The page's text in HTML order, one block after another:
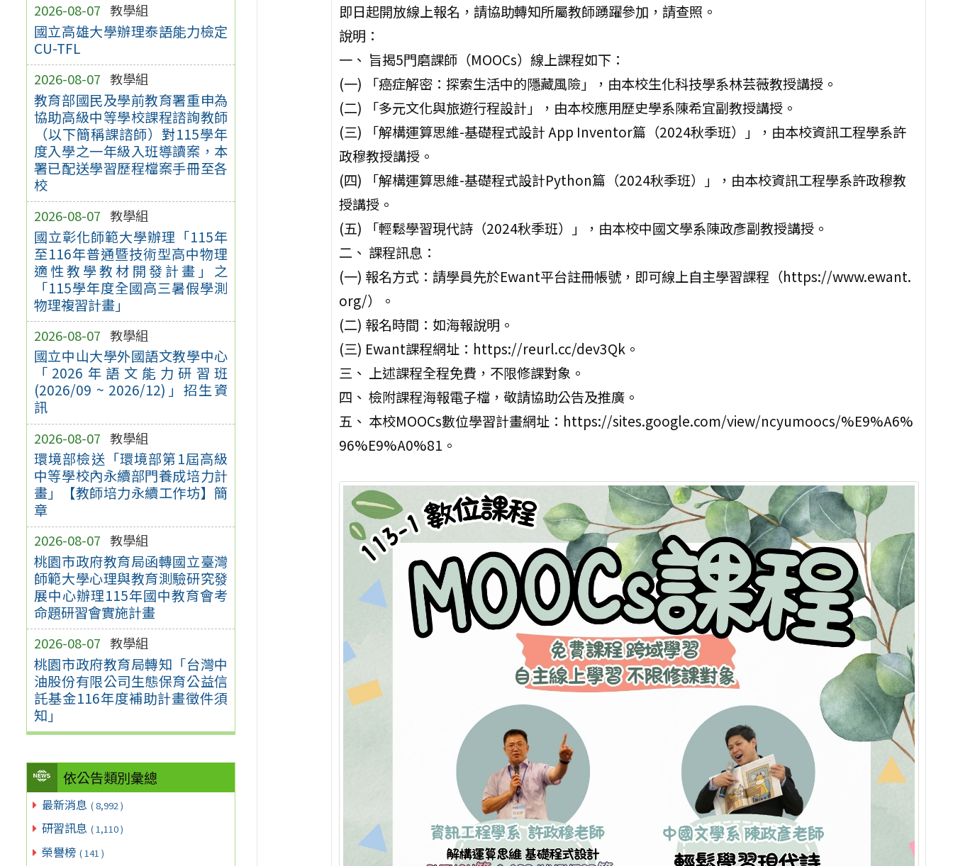
2026-08-07 教學組
國立高雄大學辦理泰語能力檢定
CU-TFL
2026-08-07 教學組
教育部國民及學前教育署重申為
協助高級中等學校課程諮詢教師
（以下簡稱課諮師）對115學年
度入學之一年級入班導讀案，本
署已配送學習歷程檔案手冊至各
校
2026-08-07 教學組
國立彰化師範大學辦理「115年
至116年普通暨技術型高中物理
適性教學教材開發計畫」之
「115學年度全國高三暑假學測
物理複習計畫」
2026-08-07 教學組
國立中山大學外國語文教學中心
「2026年語文能力研習班
(2026/09 ~ 2026/12)」招生資
訊
2026-08-07 教學組
環境部檢送「環境部第1屆高級
中等學校內永續部門養成培力計
畫」【教師培力永續工作坊】簡
章
2026-08-07 教學組
桃園市政府教育局函轉國立臺灣
師範大學心理與教育測驗研究發
展中心辦理115年國中教育會考
命題研習會實施計畫
2026-08-07 教學組
桃園市政府教育局轉知「台灣中
油股份有限公司生態保育公益信
託基金116年度補助計畫徵件須
知」
依公告類別彙總
最新消息 ( 8,992 )
研習訊息 ( 1,110 )
榮譽榜 ( 141 )
即日起開放線上報名，請協助轉知所屬教師踴躍參加，請查照。
說明：
一、 旨揭5門磨課師（MOOCs）線上課程如下：
(一) 「癌症解密：探索生活中的隱藏風險」，由本校生化科技學系林芸薇教授講授。
(二) 「多元文化與旅遊行程設計」，由本校應用歷史學系陳希宜副教授講授。
(三) 「解構運算思維-基礎程式設計 App Inventor篇（2024秋季班）」，由本校資訊工程學系許
政穆教授講授。
(四) 「解構運算思維-基礎程式設計Python篇（2024秋季班）」，由本校資訊工程學系許政穆教
授講授。
(五) 「輕鬆學習現代詩（2024秋季班）」，由本校中國文學系陳政彥副教授講授。
二、 課程訊息：
(一) 報名方式：請學員先於Ewant平台註冊帳號，即可線上自主學習課程（https://www.ewant.
org/）。
(二) 報名時間：如海報說明。
(三) Ewant課程網址：https://reurl.cc/dev3Qk。
三、 上述課程全程免費，不限修課對象。
四、 檢附課程海報電子檔，敬請協助公告及推廣。
五、 本校MOOCs數位學習計畫網址：https://sites.google.com/view/ncyumoocs/%E9%A6%
96%E9%A0%81。